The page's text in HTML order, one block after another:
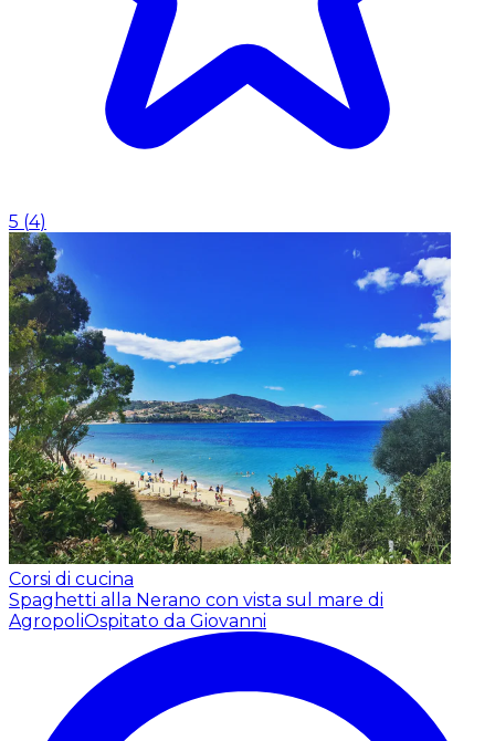
5 (4)
Corsi di cucina
Spaghetti alla Nerano con vista sul mare di
AgropoliOspitato da Giovanni